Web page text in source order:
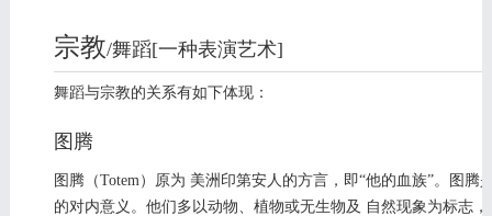
宗教/舞蹈[一种表演艺术]
舞蹈与宗教的关系有如下体现：
图腾
图腾（Totem）原为 美洲印第安人的方言，即“他的血族”。图
的对内意义。他们多以动物、植物或无生物及 自然现象为标志